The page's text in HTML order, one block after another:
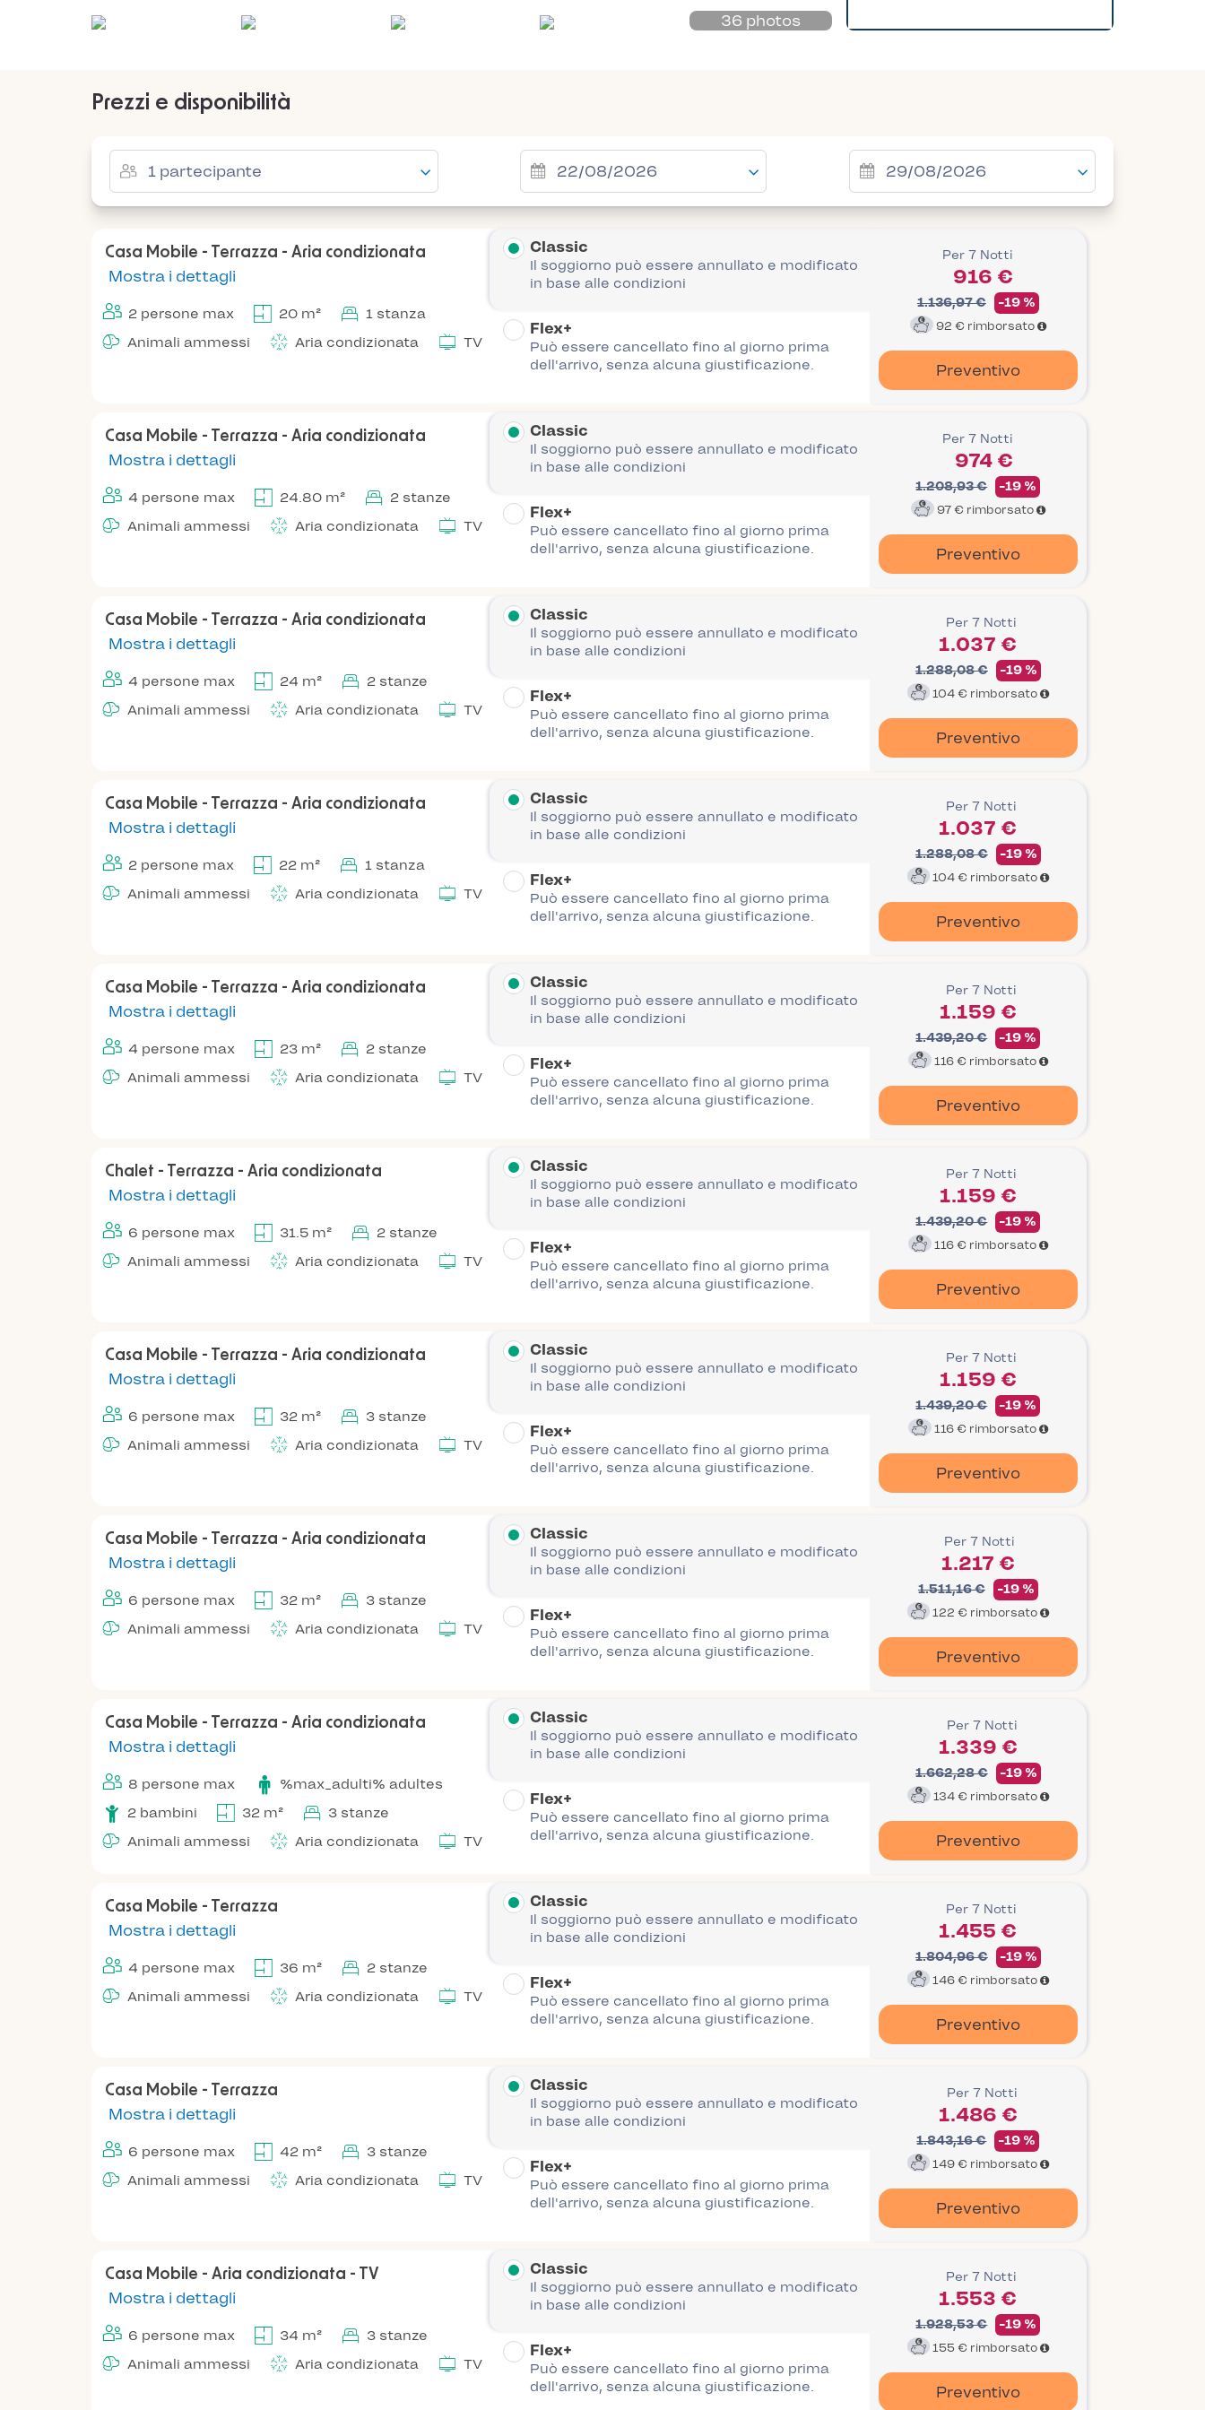
36 photos
Prezzi e disponibilità
Casa Mobile - Terrazza - Aria condizionata
Mostra i dettagli
2 persone max 20 m²
1 stanza
Animali ammessi
Aria condizionata TV
Classic
Il soggiorno può essere annullato e modificato
in base alle condizioni
Flex+
Può essere cancellato fino al giorno prima
dell'arrivo, senza alcuna giustificazione.
Per 7 Notti
916 €
1.136,97 € -19 %
92 € rimborsato
Preventivo
Casa Mobile - Terrazza - Aria condizionata
Mostra i dettagli
4 persone max 24.80 m²
2 stanze
Animali ammessi
Aria condizionata TV
Classic
Il soggiorno può essere annullato e modificato
in base alle condizioni
Flex+
Può essere cancellato fino al giorno prima
dell'arrivo, senza alcuna giustificazione.
Per 7 Notti
974 €
1.208,93 € -19 %
97 € rimborsato
Preventivo
Casa Mobile - Terrazza - Aria condizionata
Mostra i dettagli
4 persone max 24 m²
2 stanze
Animali ammessi
Aria condizionata TV
Classic
Il soggiorno può essere annullato e modificato
in base alle condizioni
Flex+
Può essere cancellato fino al giorno prima
dell'arrivo, senza alcuna giustificazione.
Per 7 Notti
1.037 €
1.288,08 € -19 %
104 € rimborsato
Preventivo
Casa Mobile - Terrazza - Aria condizionata
Mostra i dettagli
2 persone max 22 m²
1 stanza
Animali ammessi
Aria condizionata TV
Classic
Il soggiorno può essere annullato e modificato
in base alle condizioni
Flex+
Può essere cancellato fino al giorno prima
dell'arrivo, senza alcuna giustificazione.
Per 7 Notti
1.037 €
1.288,08 € -19 %
104 € rimborsato
Preventivo
Casa Mobile - Terrazza - Aria condizionata
Mostra i dettagli
4 persone max 23 m²
2 stanze
Animali ammessi
Aria condizionata TV
Classic
Il soggiorno può essere annullato e modificato
in base alle condizioni
Flex+
Può essere cancellato fino al giorno prima
dell'arrivo, senza alcuna giustificazione.
Per 7 Notti
1.159 €
1.439,20 € -19 %
116 € rimborsato
Preventivo
Chalet - Terrazza - Aria condizionata
Mostra i dettagli
6 persone max 31.5 m²
2 stanze
Animali ammessi
Aria condizionata TV
Classic
Il soggiorno può essere annullato e modificato
in base alle condizioni
Flex+
Può essere cancellato fino al giorno prima
dell'arrivo, senza alcuna giustificazione.
Per 7 Notti
1.159 €
1.439,20 € -19 %
116 € rimborsato
Preventivo
Casa Mobile - Terrazza - Aria condizionata
Mostra i dettagli
6 persone max 32 m²
3 stanze
Animali ammessi
Aria condizionata TV
Classic
Il soggiorno può essere annullato e modificato
in base alle condizioni
Flex+
Può essere cancellato fino al giorno prima
dell'arrivo, senza alcuna giustificazione.
Per 7 Notti
1.159 €
1.439,20 € -19 %
116 € rimborsato
Preventivo
Casa Mobile - Terrazza - Aria condizionata
Mostra i dettagli
6 persone max 32 m²
3 stanze
Animali ammessi
Aria condizionata TV
Classic
Il soggiorno può essere annullato e modificato
in base alle condizioni
Flex+
Può essere cancellato fino al giorno prima
dell'arrivo, senza alcuna giustificazione.
Per 7 Notti
1.217 €
1.511,16 € -19 %
122 € rimborsato
Preventivo
Casa Mobile - Terrazza - Aria condizionata
Mostra i dettagli
8 persone max
%max_adulti% adultes
2 bambini
32 m²
3 stanze
Animali ammessi
Aria condizionata TV
Classic
Il soggiorno può essere annullato e modificato
in base alle condizioni
Flex+
Può essere cancellato fino al giorno prima
dell'arrivo, senza alcuna giustificazione.
Per 7 Notti
1.339 €
1.662,28 € -19 %
134 € rimborsato
Preventivo
Casa Mobile - Terrazza
Mostra i dettagli
4 persone max 36 m²
2 stanze
Animali ammessi
Aria condizionata TV
Classic
Il soggiorno può essere annullato e modificato
in base alle condizioni
Flex+
Può essere cancellato fino al giorno prima
dell'arrivo, senza alcuna giustificazione.
Per 7 Notti
1.455 €
1.804,96 € -19 %
146 € rimborsato
Preventivo
Casa Mobile - Terrazza
Mostra i dettagli
6 persone max 42 m²
3 stanze
Animali ammessi
Aria condizionata TV
Classic
Il soggiorno può essere annullato e modificato
in base alle condizioni
Flex+
Può essere cancellato fino al giorno prima
dell'arrivo, senza alcuna giustificazione.
Per 7 Notti
1.486 €
1.843,16 € -19 %
149 € rimborsato
Preventivo
Casa Mobile - Aria condizionata - TV
Mostra i dettagli
6 persone max 34 m²
3 stanze
Animali ammessi
Aria condizionata TV
Classic
Il soggiorno può essere annullato e modificato
in base alle condizioni
Flex+
Può essere cancellato fino al giorno prima
dell'arrivo, senza alcuna giustificazione.
Per 7 Notti
1.553 €
1.928,53 € -19 %
155 € rimborsato
Preventivo